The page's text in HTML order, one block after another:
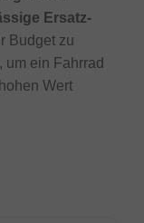
Ersatz-
Budget zu
um ein Fahrrad
Wert